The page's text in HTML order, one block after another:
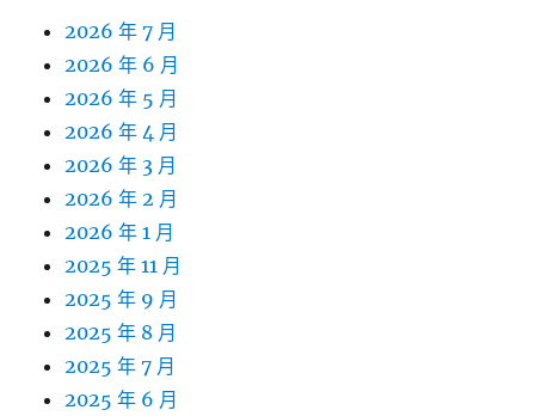
2026 年 7 月
2026 年 6 月
2026 年 5 月
2026 年 4 月
2026 年 3 月
2026 年 2 月
2026 年 1 月
2025 年 11 月
2025 年 9 月
2025 年 8 月
2025 年 7 月
2025 年 6 月